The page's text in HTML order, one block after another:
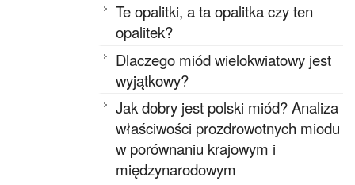
Te opalitki, a ta opalitka czy ten
opalitek?
Dlaczego miód wielokwiatowy jest
wyjątkowy?
Jak dobry jest polski miód? Analiza
właściwości prozdrowotnych miodu
w porównaniu krajowym i
międzynarodowym